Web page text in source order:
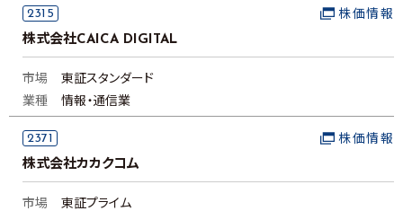
2315
株式会社CAICA DIGITAL
株価情報
市場
東証スタンダード
業種
情報・通信業
2371
株式会社カカクコム
株価情報
市場
東証プライム